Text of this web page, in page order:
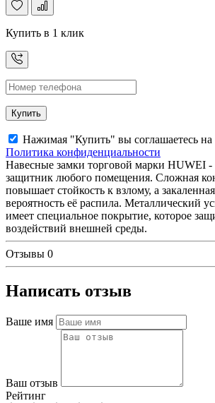
Купить в 1 клик
Купить
Нажимая "Купить" вы соглашаетесь на
Политика конфиденциальности
Навесные замки торговой марки HUWEI
защитник любого помещения. Сложная
повышает стойкость к взлому, а
вероятность её распила. Металлический
имеет специальное покрытие, которое
воздействий внешней среды.
Отзывы 0
Написать отзыв
Ваше имя
Ваш отзыв
Рейтинг